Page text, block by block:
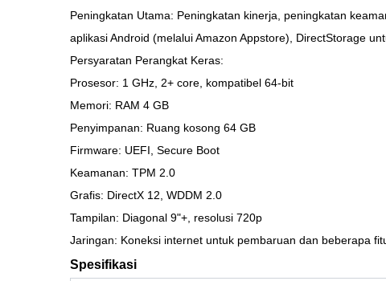
Peningkatan Utama: Peningkatan kinerja, peningkatan
aplikasi Android (melalui Amazon Appstore), DirectStorage
Persyaratan Perangkat Keras:
Prosesor: 1 GHz, 2+ core, kompatibel 64-bit
Memori: RAM 4 GB
Penyimpanan: Ruang kosong 64 GB
Firmware: UEFI, Secure Boot
Keamanan: TPM 2.0
Grafis: DirectX 12, WDDM 2.0
Tampilan: Diagonal 9"+, resolusi 720p
Jaringan: Koneksi internet untuk pembaruan dan beberapa
Spesifikasi